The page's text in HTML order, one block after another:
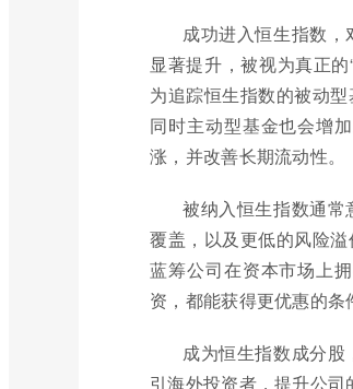
成功进入恒生指数
显著提升，被视为真正
为追踪恒生指数的被动
同时主动型基金也会增
涨，并改善长期流动性。
被纳入恒生指数通
覆盖，以及更低的风险
蓝筹公司在资本市场上
资，都能获得更优惠的条
成为恒生指数成分
引海外投资者，提升公司